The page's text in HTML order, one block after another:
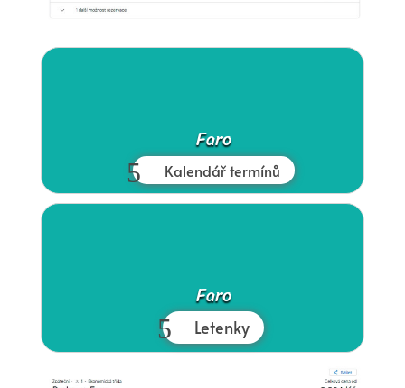
Faro
Kalendář termínů
Faro
Letenky